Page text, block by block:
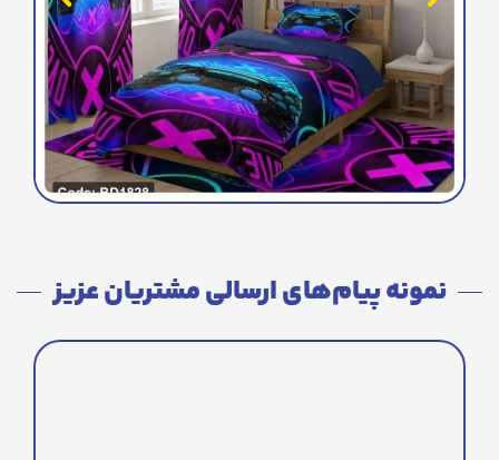
نمونه پیام‌های ارسالی مشتریان عزیز